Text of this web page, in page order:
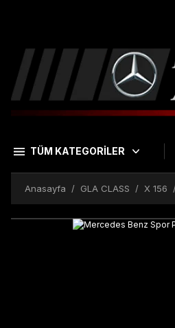
TÜM KATEGORİLER
Anasayfa GLA CLASS X 156